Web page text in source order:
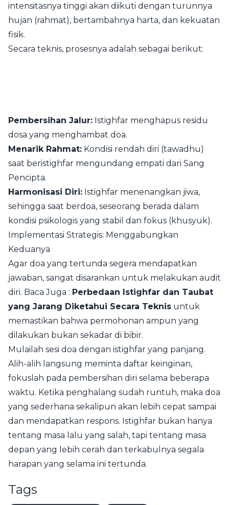
intensitasnya tinggi akan diikuti dengan turunnya
hujan (rahmat), bertambahnya harta, dan kekuatan
fisik.
Secara teknis, prosesnya adalah sebagai berikut:
Pembersihan Jalur: Istighfar menghapus residu
dosa yang menghambat doa.
Menarik Rahmat: Kondisi rendah diri (tawadhu)
saat beristighfar mengundang empati dari Sang
Pencipta.
Harmonisasi Diri: Istighfar menenangkan jiwa,
sehingga saat berdoa, seseorang berada dalam
kondisi psikologis yang stabil dan fokus (khusyuk).
Implementasi Strategis: Menggabungkan
Keduanya
Agar doa yang tertunda segera mendapatkan
jawaban, sangat disarankan untuk melakukan audit
diri. Baca Juga : Perbedaan Istighfar dan Taubat
yang Jarang Diketahui Secara Teknis untuk
memastikan bahwa permohonan ampun yang
dilakukan bukan sekadar di bibir.
Mulailah sesi doa dengan istighfar yang panjang.
Alih-alih langsung meminta daftar keinginan,
fokuslah pada pembersihan diri selama beberapa
waktu. Ketika penghalang sudah runtuh, maka doa
yang sederhana sekalipun akan lebih cepat sampai
dan mendapatkan respons. Istighfar bukan hanya
tentang masa lalu yang salah, tapi tentang masa
depan yang lebih cerah dan terkabulnya segala
harapan yang selama ini tertunda.
Tags